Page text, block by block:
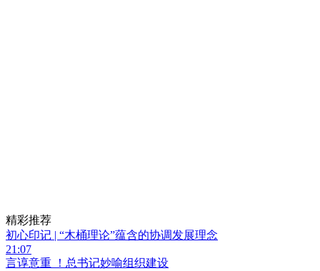
精彩推荐
初心印记 | “木桶理论”蕴含的协调发展理念
21:07
言谆意重 ！总书记妙喻组织建设